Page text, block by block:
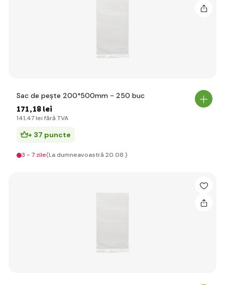
Sac de pește 200*500mm - 250 buc
171,18 lei
141,47 lei fără TVA
+ 37 puncte
3 - 7 zile(La dumneavoastră 20.08.)